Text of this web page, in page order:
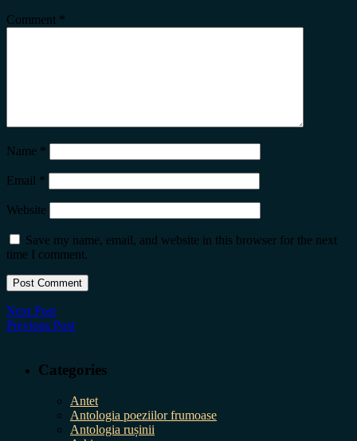
Comment *
Name *
Email *
Website
Save my name, email, and website in this browser for the next
time I comment.
Next Post
Previous Post
Categories
Antet
Antologia poeziilor frumoase
Antologia rușinii